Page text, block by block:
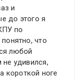
и
до этого я
по
что
любой
удивился,
короткой ноге